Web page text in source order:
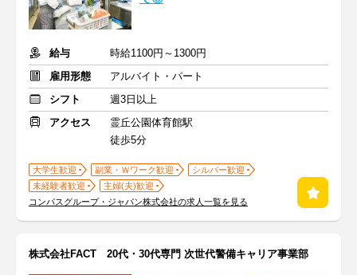
給与
時給1100円～1300円
雇用形態
アルバイト・パート
シフト
週3日以上
アクセス
霊丘公園体育館駅
徒歩5分
大学生歓迎 副業・Ｗワーク歓迎
シルバー歓迎
未経験者歓迎
主婦(夫)歓迎
コンパスグループ・ジャパン株式会社の求人一覧を見る
株式会社FACT 20代・30代専門 次世代警備キャリア事業部